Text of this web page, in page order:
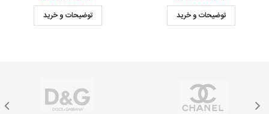
توضیحات و خرید
توضیحات و خرید